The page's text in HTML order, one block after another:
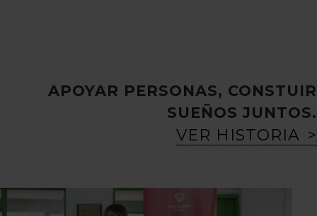
APOYAR PERSONAS, CONSTUIR
SUEÑOS JUNTOS.
VER HISTORIA